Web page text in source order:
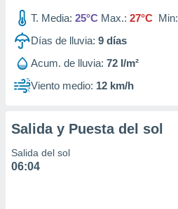
T. Media: 25°C Max.: 27°C Min:
Días de lluvia: 9 días
Acum. de lluvia: 72 l/m²
Viento medio: 12 km/h
Salida y Puesta del sol
Salida del sol
06:04